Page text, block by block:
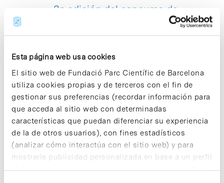
Esta página web usa cookies
El sitio web de Fundació Parc Científic de Barcelona
utiliza cookies propias y de terceros con el fin de
gestionar sus preferencias (recordar información para
que acceda al sitio web con determinadas
características que puedan diferenciar su experiencia
de la de otros usuarios), con fines estadísticos
(analizar cómo interactúa con el sitio web) y para
mostrarle publicidad personalizada en base a un perfil
elaborado a partir de sus hábitos de navegación (por
3a edición del concurso de
marcha la 3ª edición del Concurso de
Fotografía Científica Fotorecerca, que
tiene como objetivo dar a conocer la
investigación que se lleva a cabo en el
PCB a través de una visión artística. La
participación está abierta a todos los
investigadores e investigadoras
vinculados al Parc Científic Barcelona, y
el tema del concurso es la ciencia y la
tecnología en el ámbito del Parc
Científic Barcelona. El plazo para la
inscripción y presentación de las